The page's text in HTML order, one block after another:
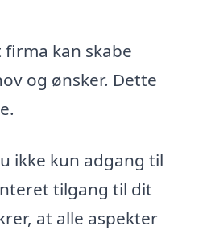
kan skabe
og ønsker. Dette
ikke kun adgang til
tilgang til dit
at alle aspekter